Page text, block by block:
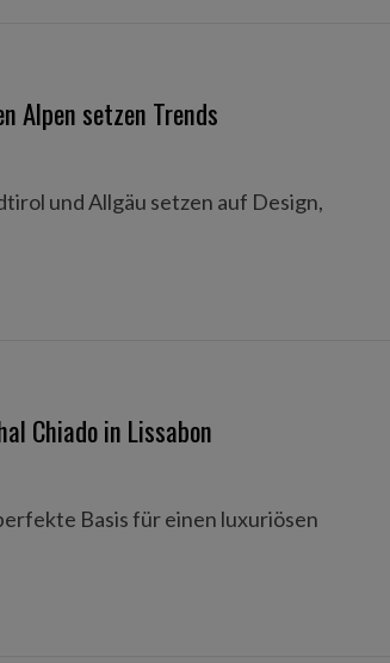
Alpen setzen Trends
und Allgäu setzen auf Design,
Chiado in Lissabon
Basis für einen luxuriösen